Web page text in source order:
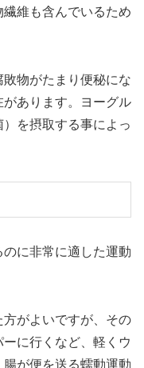
維も含んでいるため
物がたまり便秘にな
あります。ヨーグル
を摂取する事によっ
に非常に適した運動
がよいですが、その
に行くなど、軽くウ
が便を送る蠕動運動